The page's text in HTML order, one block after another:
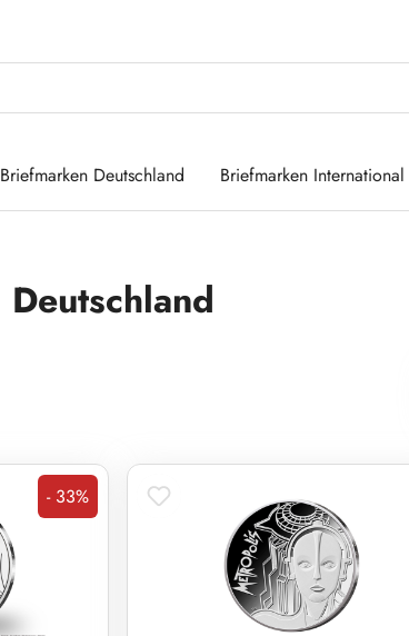
Briefmarken Deutschland Briefmarken International
Deutschland
Rabatt
- 33%